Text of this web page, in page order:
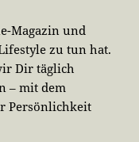
Magazin und
zu tun hat.
Dir täglich
– mit dem
Persönlichkeit